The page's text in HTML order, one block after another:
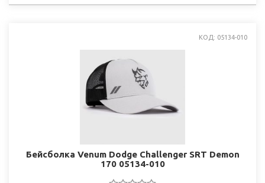
КОД: 05134-010
Бейсболка Venum Dodge Challenger SRT Demon
170 05134-010